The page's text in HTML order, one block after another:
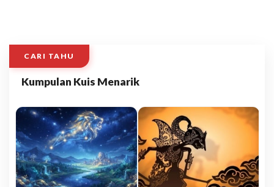
CARI TAHU
Kumpulan Kuis Menarik